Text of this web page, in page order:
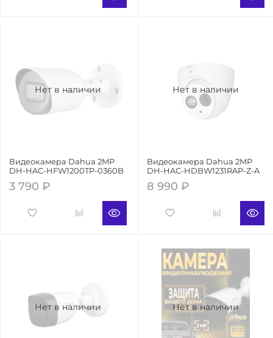
Нет в наличии
Видеокамера Dahua 2MP
DH-HAC-HFW1200TP-0360B
3 790 ₽
Нет в наличии
Видеокамера Dahua 2MP
DH-HAC-HDBW1231RAP-Z-A
8 990 ₽
Нет в наличии Нет в наличии